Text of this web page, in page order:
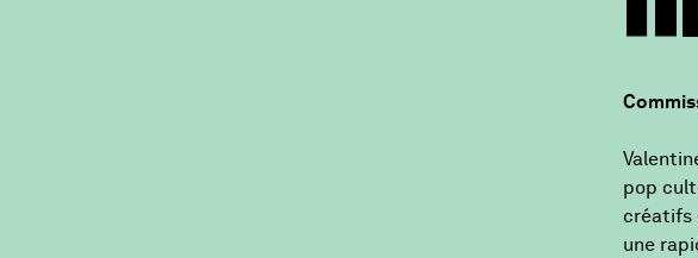
pop
créatifs
une